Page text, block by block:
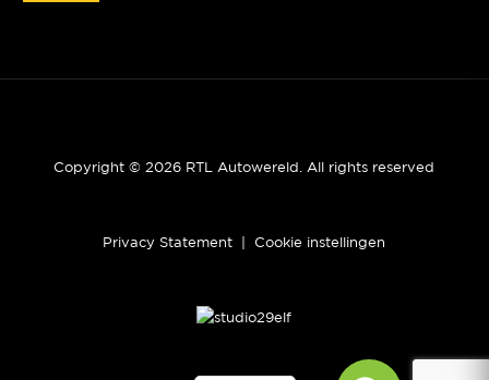
Copyright © 2026 RTL Autowereld. All rights reserved
Privacy Statement Cookie instellingen